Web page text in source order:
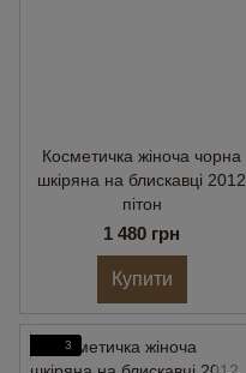
Косметичка жіноча чорна
шкіряна на блискавці 2012
пітон
1 480 грн
Купити
3